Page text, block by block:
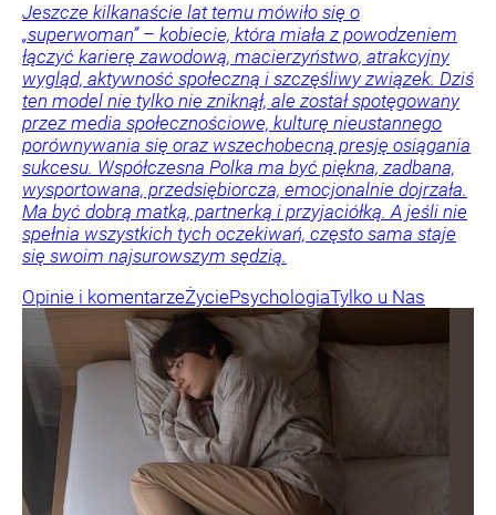
Jeszcze kilkanaście lat temu mówiło się o
„superwoman” – kobiecie, która miała z powodzeniem
łączyć karierę zawodową, macierzyństwo, atrakcyjny
wygląd, aktywność społeczną i szczęśliwy związek. Dziś
ten model nie tylko nie zniknął, ale został spotęgowany
przez media społecznościowe, kulturę nieustannego
porównywania się oraz wszechobecną presję osiągania
sukcesu. Współczesna Polka ma być piękna, zadbana,
wysportowana, przedsiębiorcza, emocjonalnie dojrzała.
Ma być dobrą matką, partnerką i przyjaciółką. A jeśli nie
spełnia wszystkich tych oczekiwań, często sama staje
się swoim najsurowszym sędzią.
Opinie i komentarzeŻyciePsychologiaTylko u Nas